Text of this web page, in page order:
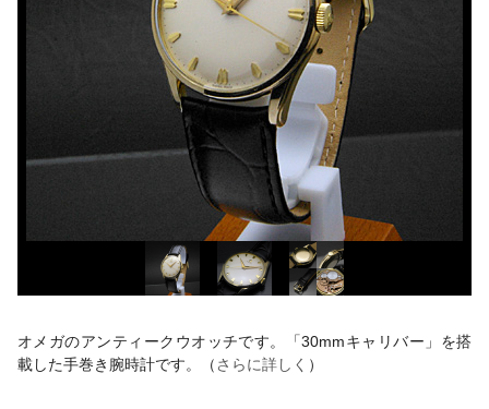
オメガのアンティークウオッチです。「30mmキャリバー」を搭
載した手巻き腕時計です。（ さらに詳しく ）